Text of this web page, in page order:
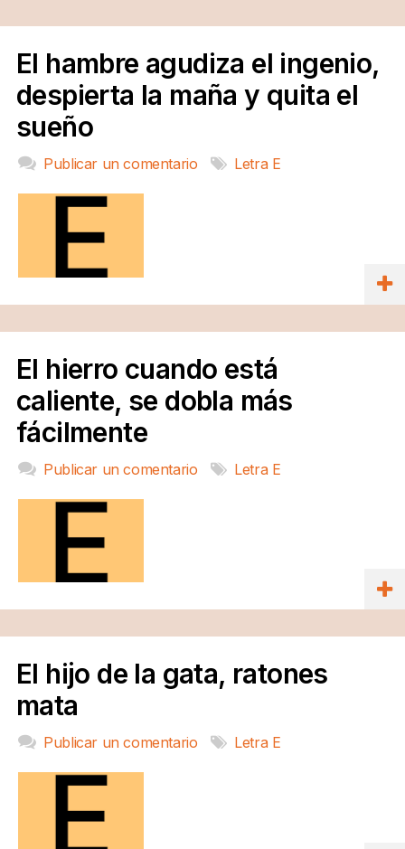
El hambre agudiza el ingenio,
despierta la maña y quita el
sueño
Publicar un comentario Letra E
El hierro cuando está
caliente, se dobla más
fácilmente
Publicar un comentario Letra E
El hijo de la gata, ratones
mata
Publicar un comentario Letra E